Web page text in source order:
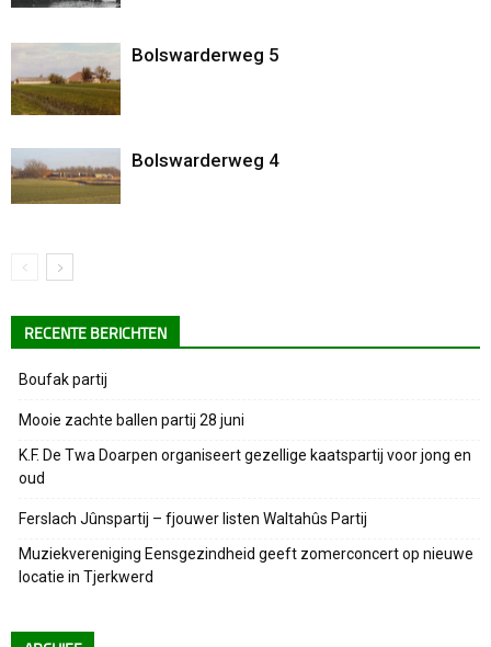
Bolswarderweg 5
Bolswarderweg 4
RECENTE BERICHTEN
Boufak partij
Mooie zachte ballen partij 28 juni
K.F. De Twa Doarpen organiseert gezellige kaatspartij voor jong en
oud
Ferslach Jûnspartij – fjouwer listen Waltahûs Partij
Muziekvereniging Eensgezindheid geeft zomerconcert op nieuwe
locatie in Tjerkwerd